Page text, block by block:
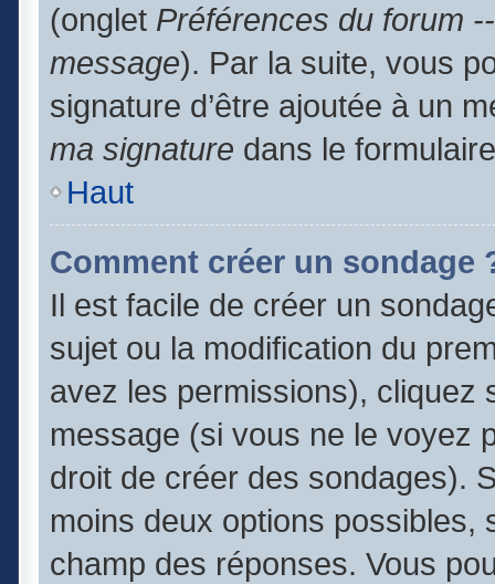
(onglet Préférences du forum
message). Par la suite, vous
signature d’être ajoutée à un
ma signature dans le
Haut
Comment créer un sondage
Il est facile de créer un
sujet ou la modification du
avez les permissions), cliquez
message (si vous ne le voyez
droit de créer des sondages).
moins deux options possibles,
champ des réponses. Vous